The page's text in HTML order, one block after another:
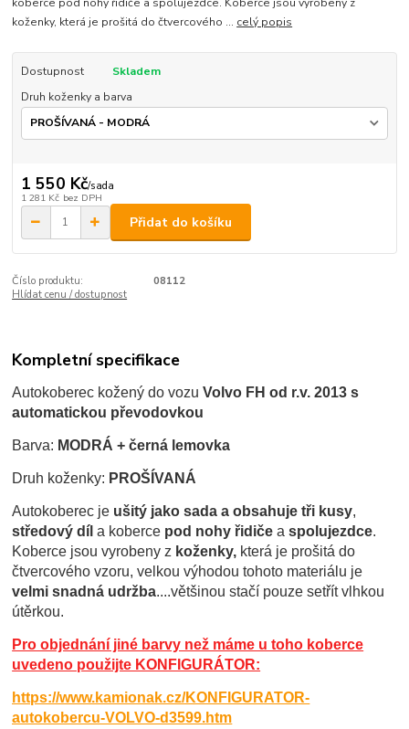
koberce pod nohy řidiče a spolujezdce. Koberce jsou vyrobeny z
koženky, která je prošitá do čtvercového ... celý popis
Dostupnost
Skladem
Druh koženky a barva
1 550 Kč/sada
1 281 Kč bez DPH
Přidat do košíku
Číslo produktu:
08112
Hlídat cenu / dostupnost
Kompletní specifikace
Autokoberec kožený do vozuVolvo FH od r.v. 2013 s
automatickou převodovkou
Barva: MODRÁ + černá lemovka
Druh koženky: PROŠÍVANÁ
Autokoberec je ušitý jako sada a obsahuje tři kusy,
středový díl a koberce pod nohy řidiče aspolujezdce.
Koberce jsou vyrobeny z koženky, která je prošitá do
čtvercového vzoru, velkou výhodou tohoto materiálu je
velmi snadná udržba....většinou stačí pouze setřít vlhkou
útěrkou.
Pro objednání jiné barvy než máme u toho koberce
uvedeno použijte KONFIGURÁTOR:
https://www.kamionak.cz/KONFIGURATOR-
autokobercu-VOLVO-d3599.htm